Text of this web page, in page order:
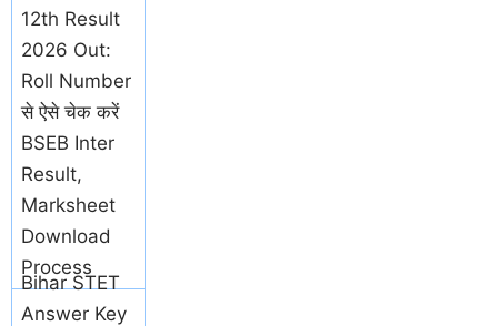
12th Result
2026 Out:
Roll Number
से ऐसे चेक करें
BSEB Inter
Result,
Marksheet
Download
Process
Bihar STET
Answer Key